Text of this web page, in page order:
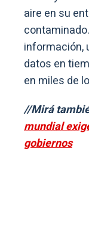
aire en su
información,
datos en
en miles de
//Mirá
mundial
gobiernos